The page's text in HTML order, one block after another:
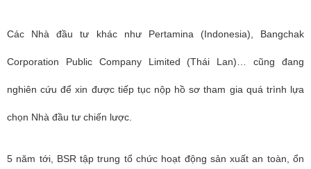
Các Nhà đầu tư khác như Pertamina (Indonesia), Bangchak
Corporation Public Company Limited (Thái Lan)… cũng đang
nghiên cứu để xin được tiếp tục nộp hồ sơ tham gia quá trình lựa
chọn Nhà đầu tư chiến lược.
5 năm tới, BSR tập trung tổ chức hoạt động sản xuất an toàn, ổn